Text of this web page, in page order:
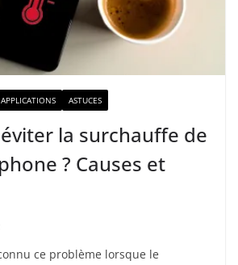
APPLICATIONS ASTUCES
la surchauffe de
? Causes et
ce problème lorsque le